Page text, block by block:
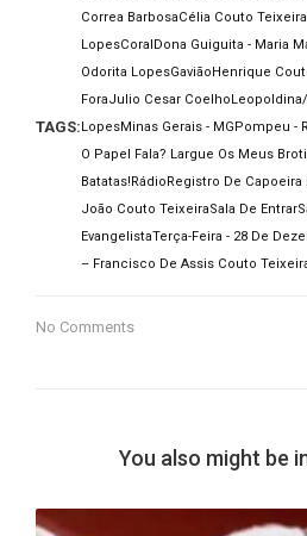
TAGS:
Correa BarbosaCélia Couto Teixeira
LopesCoral Dona Guiguita - Maria
Odorita LopesGavião Henrique
ForaJulio Cesar Coelho
LopesMinas Gerais - MG Pompeu -
O Papel Fala? Largue Os Meus
Batatas! Rádio Registro De
João Couto TeixeiraSala De Entrar
EvangelistaTerça-Feira - 28 De
– Francisco De Assis Couto
No Comments
You also might be